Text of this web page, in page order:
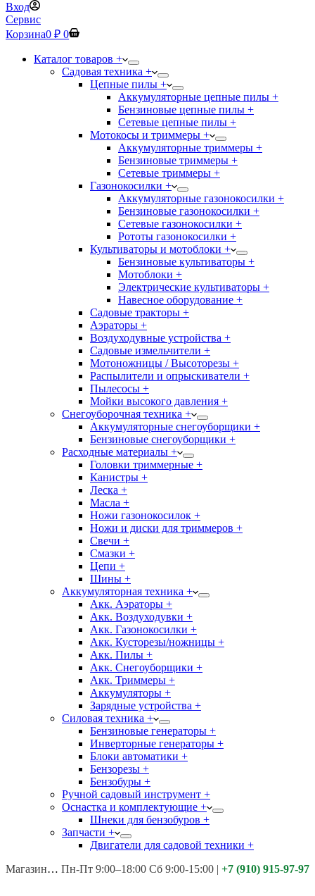
Вход
Сервис
Корзина0 ₽ 0
Каталог товаров +
Садовая техника +
Цепные пилы +
Аккумуляторные цепные пилы +
Бензиновые цепные пилы +
Сетевые цепные пилы +
Мотокосы и триммеры +
Аккумуляторные триммеры +
Бензиновые триммеры +
Сетевые триммеры +
Газонокосилки +
Аккумуляторные газонокосилки +
Бензиновые газонокосилки +
Сетевые газонокосилки +
Рототы газонокосилки +
Культиваторы и мотоблоки +
Бензиновые культиваторы +
Мотоблоки +
Электрические культиваторы +
Навесное оборудование +
Садовые тракторы +
Аэраторы +
Воздуходувные устройства +
Садовые измельчители +
Мотоножницы / Высоторезы +
Распылители и опрыскиватели +
Пылесосы +
Мойки высокого давления +
Снегоуборочная техника +
Аккумуляторные снегоуборщики +
Бензиновые снегоуборщики +
Расходные материалы +
Головки триммерные +
Канистры +
Леска +
Масла +
Ножи газонокосилок +
Ножи и диски для триммеров +
Свечи +
Смазки +
Цепи +
Шины +
Аккумуляторная техника +
Акк. Аэраторы +
Акк. Воздуходувки +
Акк. Газонокосилки +
Акк. Кусторезы/ножницы +
Акк. Пилы +
Акк. Снегоуборщики +
Акк. Триммеры +
Аккумуляторы +
Зарядные устройства +
Силовая техника +
Бензиновые генераторы +
Инверторные генераторы +
Блоки автоматики +
Бензорезы +
Бензобуры +
Ручной садовый инструмент +
Оснастка и комплектующие +
Шнеки для бензобуров +
Запчасти +
Двигатели для садовой техники +
Магазины: Калуга ул. Московская д.113
Пн-Пт 9:00–18:00 Сб 9:00-15:00 | +7 (910) 915-97-97